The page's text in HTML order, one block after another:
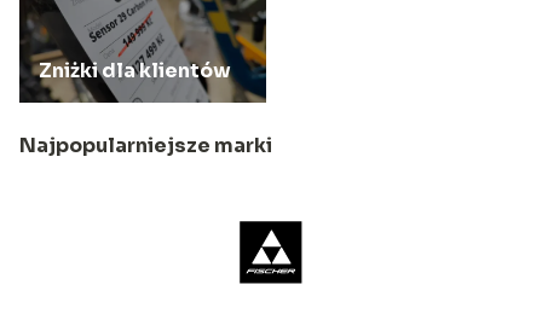
Zniżki dla klientów
Najpopularniejsze marki